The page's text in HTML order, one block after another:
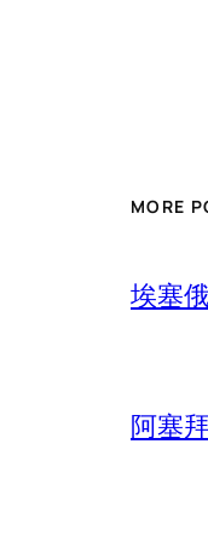
MORE
埃塞
阿塞